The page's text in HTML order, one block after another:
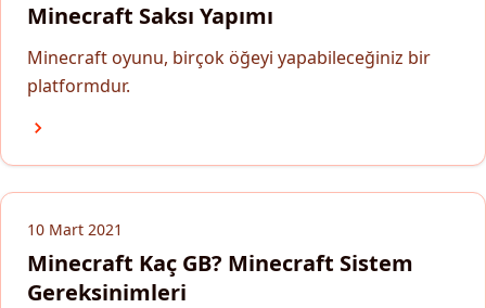
Minecraft Saksı Yapımı
Minecraft oyunu, birçok öğeyi yapabileceğiniz bir
platformdur.
10 Mart 2021
Minecraft Kaç GB? Minecraft Sistem
Gereksinimleri